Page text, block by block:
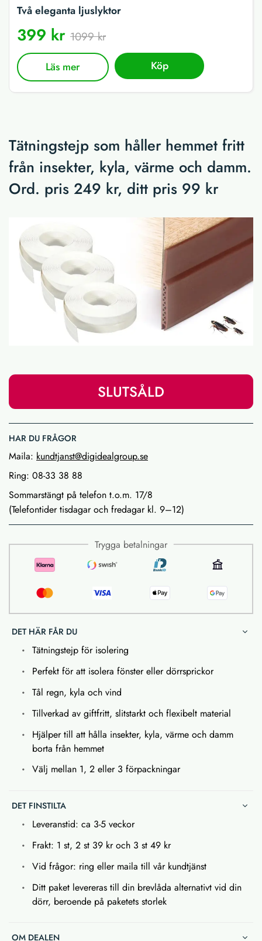
Två eleganta ljuslyktor
399 kr 1099 kr
Läs mer Köp
Tätningstejp som håller hemmet fritt
från insekter, kyla, värme och damm.
Ord. pris 249 kr, ditt pris 99 kr
SLUTSÅLD
HAR DU FRÅGOR
Maila: kundtjanst@digidealgroup.se
Ring: 08-33 38 88
Sommarstängt på telefon t.o.m. 17/8
(Telefontider tisdagar och fredagar kl. 9–12)
Trygga betalningar
DET HÄR FÅR DU
Tätningstejp för isolering
Perfekt för att isolera fönster eller dörrsprickor
Tål regn, kyla och vind
Tillverkad av giftfritt, slitstarkt och flexibelt material
Hjälper till att hålla insekter, kyla, värme och damm
borta från hemmet
Välj mellan 1, 2 eller 3 förpackningar
DET FINSTILTA
Leveranstid: ca 3-5 veckor
Frakt: 1 st, 2 st 39 kr och 3 st 49 kr
Vid frågor: ring eller maila till vår kundtjänst
Ditt paket levereras till din brevlåda alternativt vid din
dörr, beroende på paketets storlek
OM DEALEN